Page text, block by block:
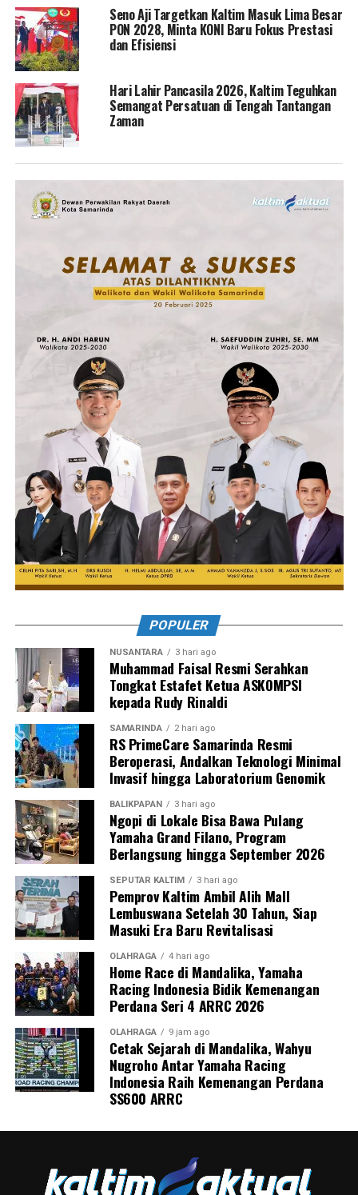
Seno Aji Targetkan Kaltim Masuk Lima Besar
PON 2028, Minta KONI Baru Fokus Prestasi
dan Efisiensi
Hari Lahir Pancasila 2026, Kaltim Teguhkan
Semangat Persatuan di Tengah Tantangan
Zaman
POPULER
NUSANTARA 3 hari ago
Muhammad Faisal Resmi Serahkan
Tongkat Estafet Ketua ASKOMPSI
kepada Rudy Rinaldi
SAMARINDA 2 hari ago
RS PrimeCare Samarinda Resmi
Beroperasi, Andalkan Teknologi Minimal
Invasif hingga Laboratorium Genomik
BALIKPAPAN 3 hari ago
Ngopi di Lokale Bisa Bawa Pulang
Yamaha Grand Filano, Program
Berlangsung hingga September 2026
SEPUTAR KALTIM 3 hari ago
Pemprov Kaltim Ambil Alih Mall
Lembuswana Setelah 30 Tahun, Siap
Masuki Era Baru Revitalisasi
OLAHRAGA 4 hari ago
Home Race di Mandalika, Yamaha
Racing Indonesia Bidik Kemenangan
Perdana Seri 4 ARRC 2026
OLAHRAGA 9 jam ago
Cetak Sejarah di Mandalika, Wahyu
Nugroho Antar Yamaha Racing
Indonesia Raih Kemenangan Perdana
SS600 ARRC